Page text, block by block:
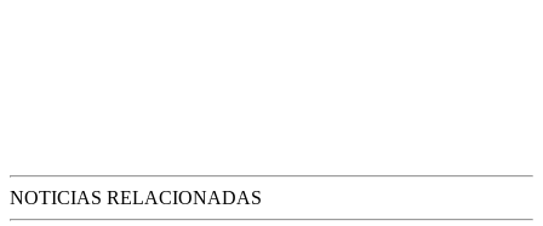
NOTICIAS RELACIONADAS